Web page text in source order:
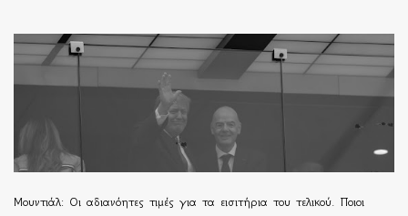
Μουντιάλ: Οι αδιανόητες τιμές για τα εισιτήρια του τελικού. Ποιοι